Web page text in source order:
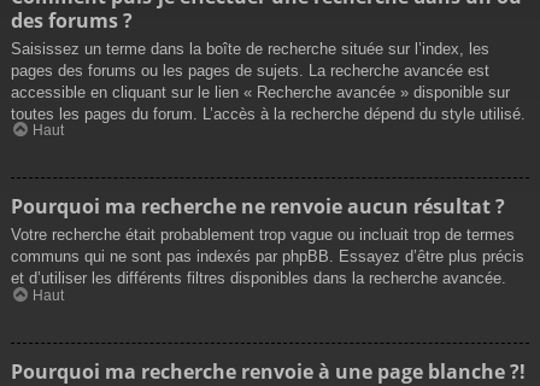
des forums ?
Saisissez un terme dans la boîte de recherche située sur l’index, les
pages des forums ou les pages de sujets. La recherche avancée est
accessible en cliquant sur le lien « Recherche avancée » disponible sur
toutes les pages du forum. L’accès à la recherche dépend du style utilisé.
Haut
Pourquoi ma recherche ne renvoie aucun résultat ?
Votre recherche était probablement trop vague ou incluait trop de termes
communs qui ne sont pas indexés par phpBB. Essayez d’être plus précis
et d’utiliser les différents filtres disponibles dans la recherche avancée.
Haut
Pourquoi ma recherche renvoie à une page blanche ?!